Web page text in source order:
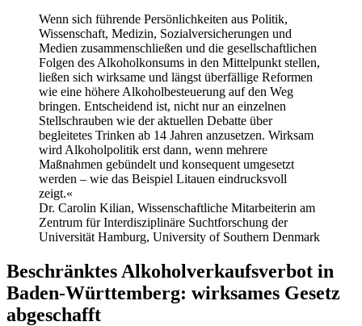
Wenn sich führende Persönlichkeiten aus Politik,
Wissenschaft, Medizin, Sozialversicherungen und
Medien zusammenschließen und die gesellschaftlichen
Folgen des Alkoholkonsums in den Mittelpunkt stellen,
ließen sich wirksame und längst überfällige Reformen
wie eine höhere Alkoholbesteuerung auf den Weg
bringen. Entscheidend ist, nicht nur an einzelnen
Stellschrauben wie der aktuellen Debatte über
begleitetes Trinken ab 14 Jahren anzusetzen. Wirksam
wird Alkoholpolitik erst dann, wenn mehrere
Maßnahmen gebündelt und konsequent umgesetzt
werden – wie das Beispiel Litauen eindrucksvoll
zeigt.«
Dr. Carolin Kilian, Wissenschaftliche Mitarbeiterin am
Zentrum für Interdisziplinäre Suchtforschung der
Universität Hamburg, University of Southern Denmark
Beschränktes Alkoholverkaufsverbot in
Baden-Württemberg: wirksames Gesetz
abgeschafft